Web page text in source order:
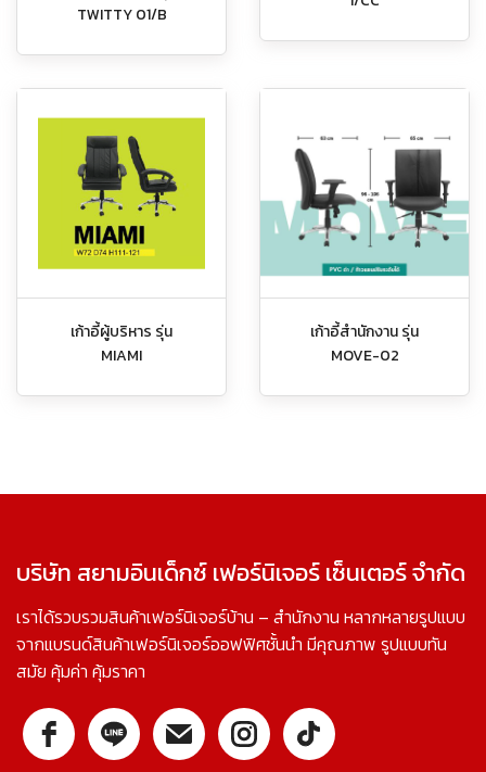
TWITTY 01/B
เก้าอี้ผู้บริหาร รุ่น
MIAMI
เก้าอี้สำนักงาน รุ่น
MOVE-02
บริษัท สยามอินเด็กซ์ เฟอร์นิเจอร์ เซ็นเตอร์ จำกัด
เราได้รวบรวมสินค้าเฟอร์นิเจอร์บ้าน – สำนักงาน หลากหลายรูปแบบ
จากแบรนด์สินค้าเฟอร์นิเจอร์ออฟฟิศชั้นนำ มีคุณภาพ รูปแบบทัน
สมัย คุ้มค่า คุ้มราคา